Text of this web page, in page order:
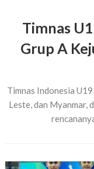
Timnas
Grup A
Timnas Indonesia
Leste, dan Myanmar,